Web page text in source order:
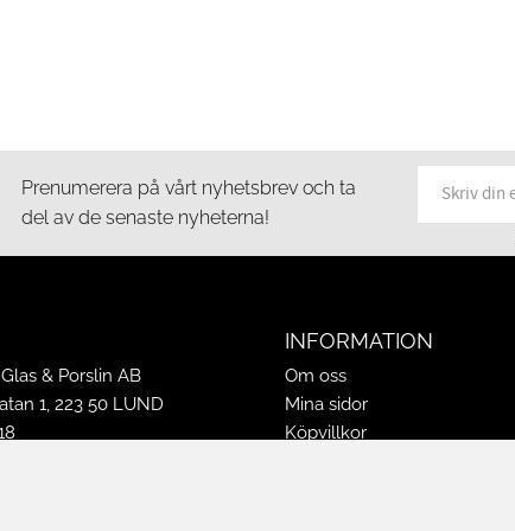
Prenumerera på vårt nyhetsbrev och ta
del av de senaste nyheterna!
& Porslin AB
1, 223 50 LUND
2026
INFORMATION
Om oss
Mina sidor
Köpvillkor